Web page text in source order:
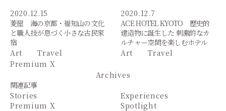
2020.12.15
菱屋 海の京都・福知山の文化
と職人技が息づく小さな古民家
宿
Art
Travel
2020.12.7
ACE HOTEL KYOTO 歴史的
建造物に誕生した 刺激的なカ
ルチャー空間を楽しむホテル
Art
Travel
Premium X
Archives
関連記事
Stories
Premium X
Experiences
Spotlight